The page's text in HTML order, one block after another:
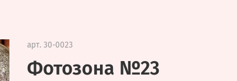
арт. 30-0023
Фотозона №23